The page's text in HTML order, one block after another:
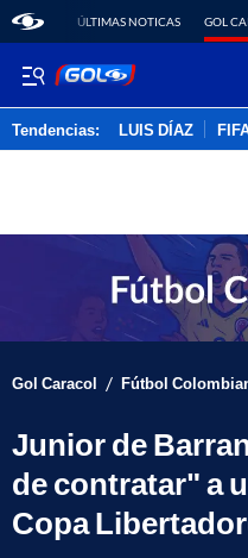
ÚLTIMAS NOTICAS GOL
Tendencias: LUIS DÍAZ
Gol Caracol / Fútbol
Junior de
de contratar" a
Copa